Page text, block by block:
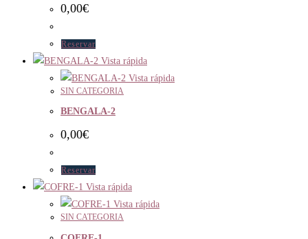
0,00€
Reservar
Vista rápida
Vista rápida
SIN CATEGORIA
BENGALA-2
0,00€
Reservar
Vista rápida
Vista rápida
SIN CATEGORIA